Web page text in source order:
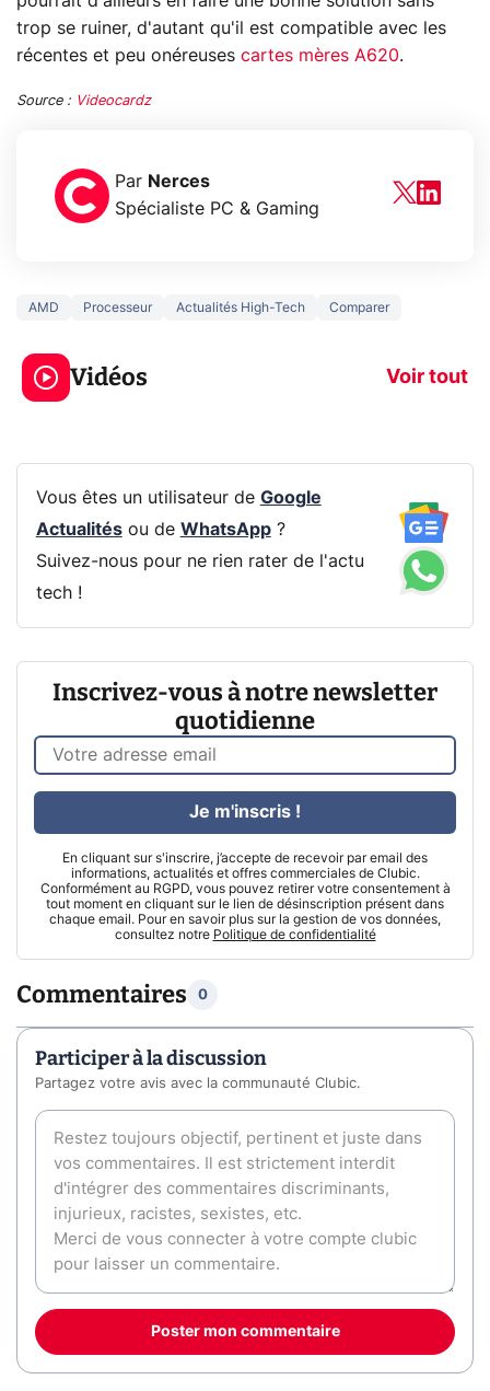
trop se ruiner, d'autant qu'il est compatible avec les
récentes et peu onéreuses cartes mères A620.
Source : Videocardz
Par Nerces
Spécialiste PC & Gaming
AMD Processeur Actualités High-Tech Comparer
Vidéos Voir tout
3 écrans en 1 pour
319€ ? Voici L'AOC
CQ32G4ZA !
5
prochaine
Vous êtes un utilisateur de Google
Actualitésou de WhatsApp?
Suivez-nous pour ne rien rater de l'actu
tech !
Inscrivez-vous à notre newsletter
quotidienne
En cliquant sur s'inscrire, j’accepte de recevoir par email des
informations, actualités et offres commerciales de Clubic.
Conformément au RGPD, vous pouvez retirer votre consentement à
tout moment en cliquant sur le lien de désinscription présent dans
chaque email. Pour en savoir plus sur la gestion de vos données,
consultez notre Politique de confidentialité
Je m'inscris !
Commentaires 0
Participer à la discussion
Partagez votre avis avec la communauté Clubic.
Poster mon commentaire